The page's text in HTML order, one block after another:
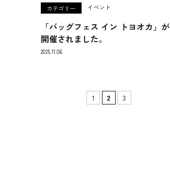
カテゴリー イベント
「バッグフェス イン トヨオカ」が
開催されました。
2025.11.06
1 2 3